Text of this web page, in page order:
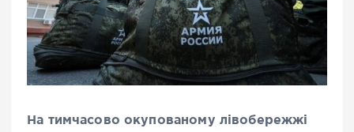
На тимчасово окупованому лівобережжі